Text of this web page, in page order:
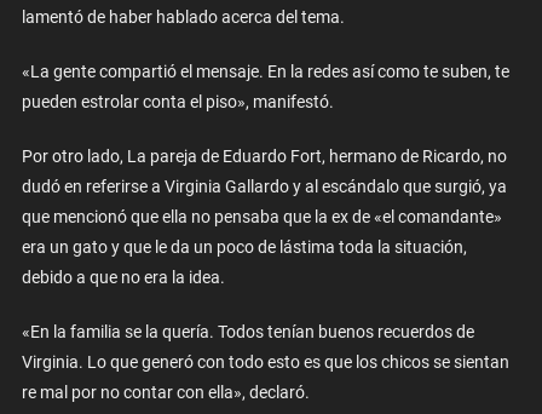
lamentó de haber hablado acerca del tema.
«La gente compartió el mensaje. En la redes así como te suben, te
pueden estrolar conta el piso», manifestó.
Por otro lado, La pareja de Eduardo Fort, hermano de Ricardo, no
dudó en referirse a Virginia Gallardo y al escándalo que surgió, ya
que mencionó que ella no pensaba que la ex de «el comandante»
era un gato y que le da un poco de lástima toda la situación,
debido a que no era la idea.
«En la familia se la quería. Todos tenían buenos recuerdos de
Virginia. Lo que generó con todo esto es que los chicos se sientan
re mal por no contar con ella», declaró.